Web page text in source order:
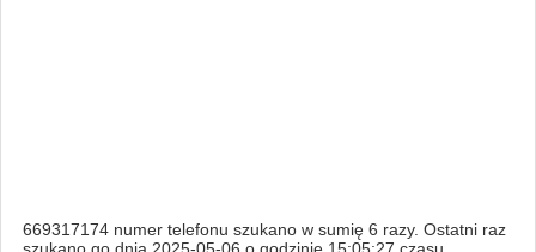
669317174 numer telefonu szukano w sumię 6 razy. Ostatni raz